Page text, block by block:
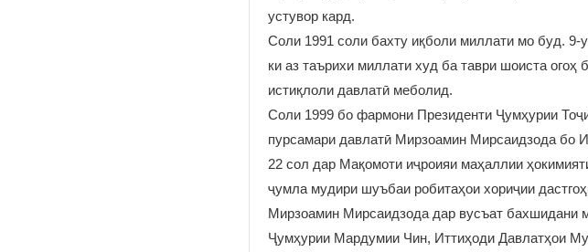
устувор кард.
Соли 1991 соли бахту иқболи миллати мо буд.
ки аз таърихи миллати худ ба таври шоиста огоҳ
истиқлоли давлатӣ меболид.
Соли 1999 бо фармони Президенти Ҷумҳурии
пурсамари давлатӣ Мирзоамин Мирсаидзода бо
22 сол дар Мақомоти иҷроияи маҳаллии
ҷумла мудири шуъбаи робитаҳои хориҷии
Мирзоамин Мирсаидзода дар вусъат бахшидани
Ҷумҳурии Мардумии Чин, Иттиҳоди Давлатҳои